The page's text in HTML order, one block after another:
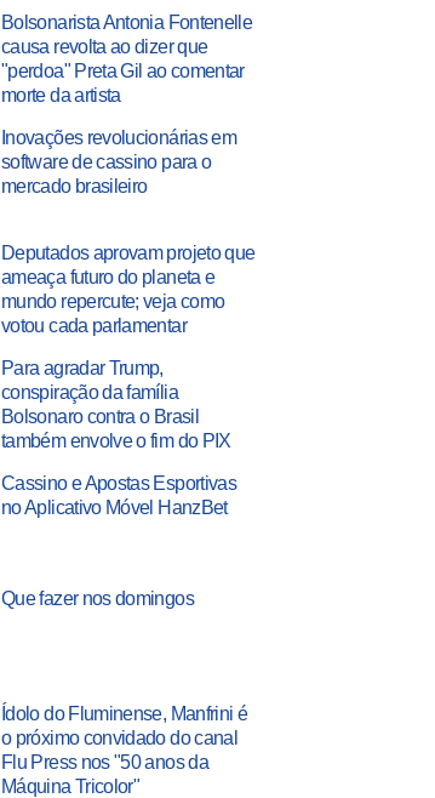
Bolsonarista Antonia Fontenelle
causa revolta ao dizer que
"perdoa" Preta Gil ao comentar
morte da artista
Inovações revolucionárias em
software de cassino para o
mercado brasileiro
Deputados aprovam projeto que
ameaça futuro do planeta e
mundo repercute; veja como
votou cada parlamentar
Para agradar Trump,
conspiração da família
Bolsonaro contra o Brasil
também envolve o fim do PIX
Cassino e Apostas Esportivas
no Aplicativo Móvel HanzBet
Que fazer nos domingos
Ídolo do Fluminense, Manfrini é
o próximo convidado do canal
Flu Press nos "50 anos da
Máquina Tricolor"